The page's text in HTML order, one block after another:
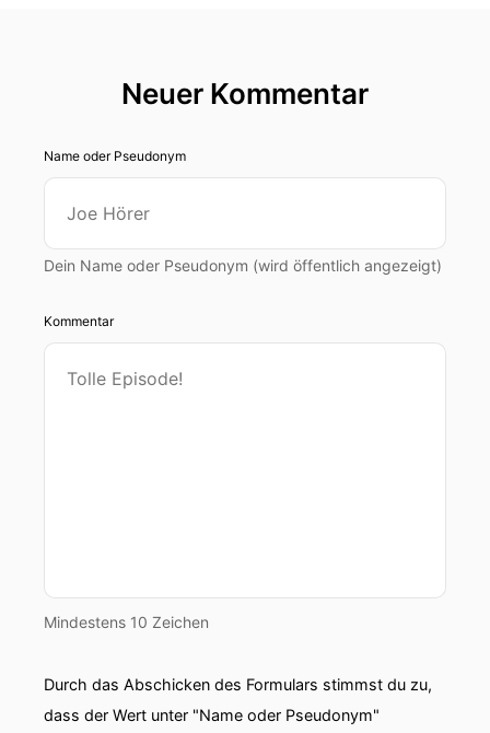
Neuer Kommentar
Name oder Pseudonym
Dein Name oder Pseudonym (wird öffentlich angezeigt)
Kommentar
Mindestens 10 Zeichen
Durch das Abschicken des Formulars stimmst du zu,
dass der Wert unter "Name oder Pseudonym"